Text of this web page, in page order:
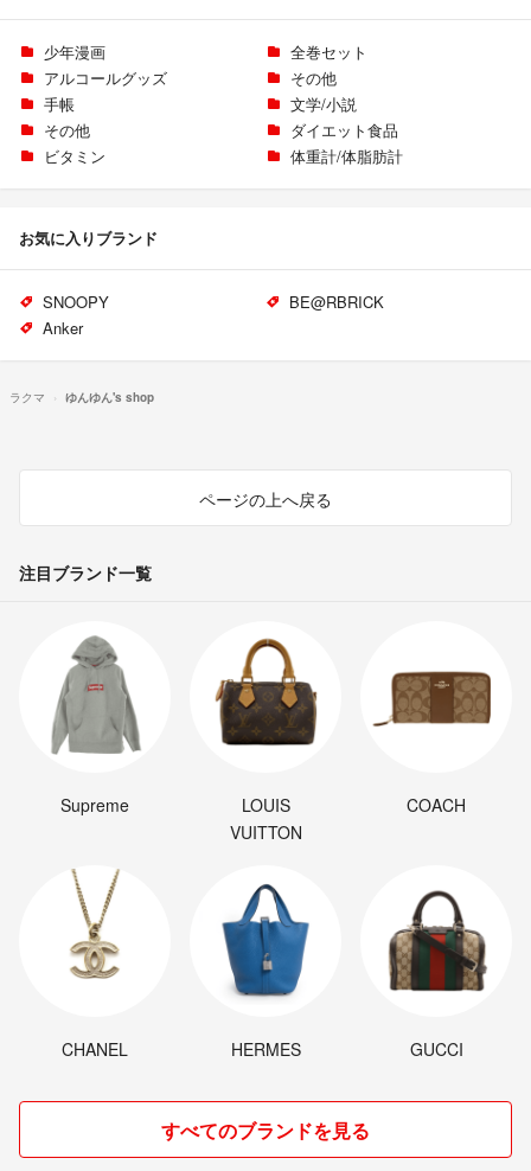
少年漫画
全巻セット
アルコールグッズ
その他
手帳
文学/小説
その他
ダイエット食品
ビタミン
体重計/体脂肪計
お気に入りブランド
SNOOPY
BE@RBRICK
Anker
ラクマ ゆんゆん's shop
ページの上へ戻る
注目ブランド一覧
Supreme
LOUIS
VUITTON
COACH
CHANEL HERMES GUCCI
すべてのブランドを見る